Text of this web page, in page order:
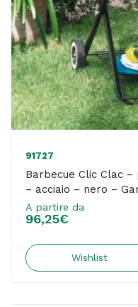
91727
Barbecue Clic Clac
– acciaio – nero –
A partire da
96,25€
Wishlist